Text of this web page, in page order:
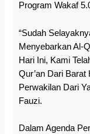
Program Wakaf
“Sudah
Menyebarkan Al-
Hari Ini, Kami
Qur’an Dari Barat
Perwakilan Dari
Fauzi.
Dalam Agenda